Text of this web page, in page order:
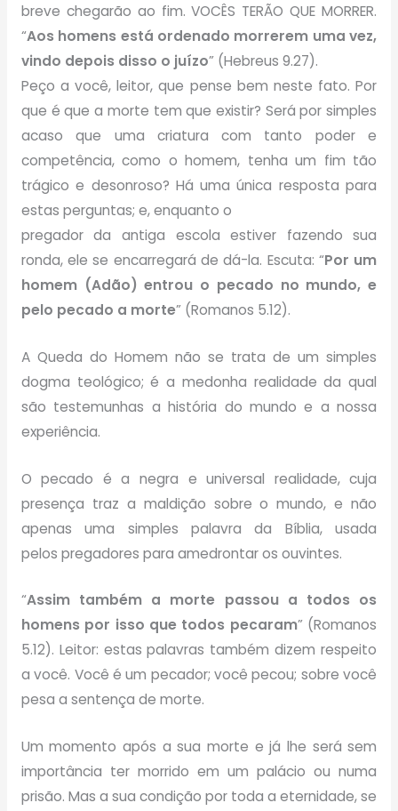
breve chegarão ao fim. VOCÊS TERÃO QUE MORRER.
“Aos homens está ordenado morrerem uma vez,
vindo depois disso o juízo” (Hebreus 9.27).
Peço a você, leitor, que pense bem neste fato. Por
que é que a morte tem que existir? Será por simples
acaso que uma criatura com tanto poder e
competência, como o homem, tenha um fim tão
trágico e desonroso? Há uma única resposta para
estas perguntas; e, enquanto o
pregador da antiga escola estiver fazendo sua
ronda, ele se encarregará de dá-la. Escuta: “Por um
homem (Adão) entrou o pecado no mundo, e
pelo pecado a morte” (Romanos 5.12).
A Queda do Homem não se trata de um simples
dogma teológico; é a medonha realidade da qual
são testemunhas a história do mundo e a nossa
experiência.
O pecado é a negra e universal realidade, cuja
presença traz a maldição sobre o mundo, e não
apenas uma simples palavra da Bíblia, usada
pelos pregadores para amedrontar os ouvintes.
“Assim também a morte passou a todos os
homens por isso que todos pecaram” (Romanos
5.12). Leitor: estas palavras também dizem respeito
a você. Você é um pecador; você pecou; sobre você
pesa a sentença de morte.
Um momento após a sua morte e já lhe será sem
importância ter morrido em um palácio ou numa
prisão. Mas a sua condição por toda a eternidade, se